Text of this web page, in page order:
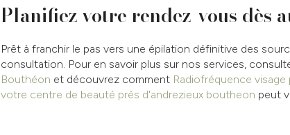
Planifiez votre rendez-vous dès
Prêt à franchir le pas vers une épilation définitive des
consultation. Pour en savoir plus sur nos services,
Bouthéon et découvrez comment Radiofréquence
votre centre de beauté près d'andrezieux boutheon peut